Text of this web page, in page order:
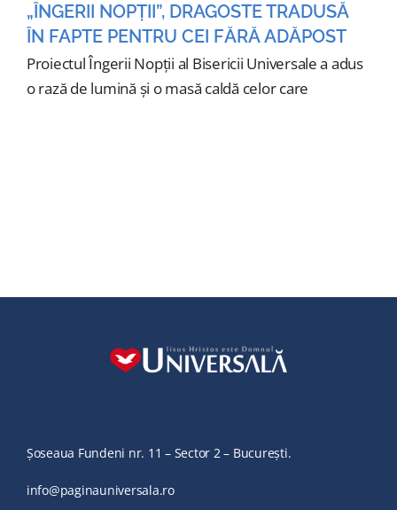
„ÎNGERII NOPȚII”, DRAGOSTE TRADUSĂ
ÎN FAPTE PENTRU CEI FĂRĂ ADĂPOST
Proiectul Îngerii Nopții al Bisericii Universale a adus
o rază de lumină și o masă caldă celor care
Șoseaua Fundeni nr. 11 – Sector 2 – București.
info@paginauniversala.ro